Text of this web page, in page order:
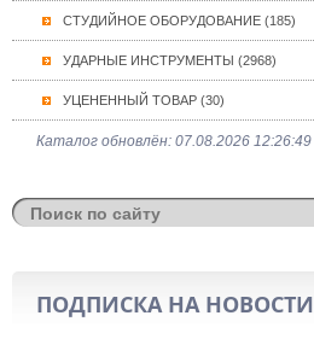
СТУДИЙНОЕ ОБОРУДОВАНИЕ (185)
УДАРНЫЕ ИНСТРУМЕНТЫ (2968)
УЦЕНЕННЫЙ ТОВАР (30)
Каталог обновлён: 07.08.2026 12:26:49
ПОДПИСКА НА НОВОСТИ